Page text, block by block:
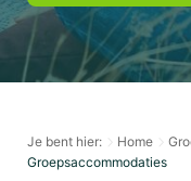
Je bent hier: Home
Groepsaccommodaties